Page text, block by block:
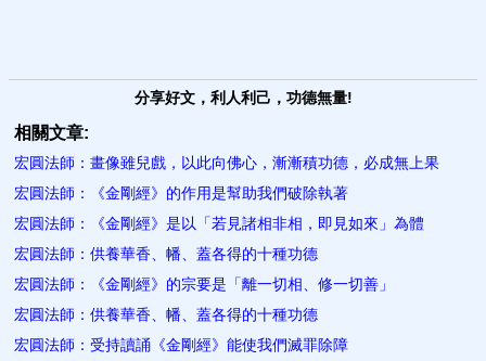
分享好文，利人利己，功德無量!
相關文章:
宏圓法師：畫像雖兒戲，以此向佛心，漸漸積功德，必成無上果
宏圓法師：《金剛經》的作用是幫助我們破除執著
宏圓法師：《金剛經》是以「若見諸相非相，即見如來」為體
宏圓法師：供養華香、幡、蓋各得的十種功德
宏圓法師：《金剛經》的宗要是「離一切相、修一切善」
宏圓法師：供養華香、幡、蓋各得的十種功德
宏圓法師：受持讀誦《金剛經》能使我們滅罪除障